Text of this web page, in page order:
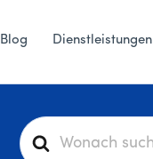
Blog Dienstleistungen
S
u